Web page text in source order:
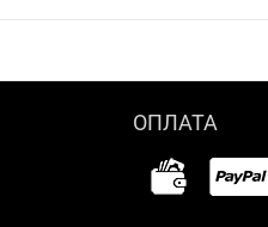
ОПЛАТА